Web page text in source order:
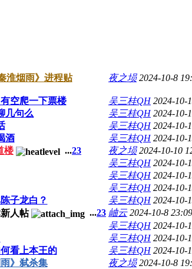
淮烟雨》进程贴 夜之埙 2024-10-8
空爬一下票楼 吴三桂QH 2024-10-
几句么 吴三桂QH 2024-10-
吴三桂QH 2024-10-
酒 吴三桂QH 2024-10-
楼 ...23 夜之埙 2024-10-10
吴三桂QH 2024-10-
吴三桂QH 2024-10-
吴三桂QH 2024-10-
子龙白？ 吴三桂QH 2024-10-
...23 岫云 2024-10-8 23:09
吴三桂QH 2024-10-
吴三桂QH 2024-10-
看上本王的 吴三桂QH 2024-10-
》弑杀集 夜之埙 2024-10-8